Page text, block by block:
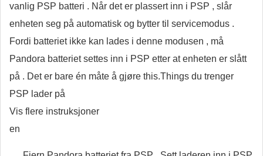
vanlig PSP batteri . Når det er plassert inn i PSP , slår
enheten seg ​​på automatisk og bytter til servicemodus .
Fordi batteriet ikke kan lades i denne modusen , må
Pandora batteriet settes inn i PSP etter at enheten er slått
på . Det er bare én måte å gjøre this.Things du trenger
PSP lader på
Vis flere instruksjoner
en